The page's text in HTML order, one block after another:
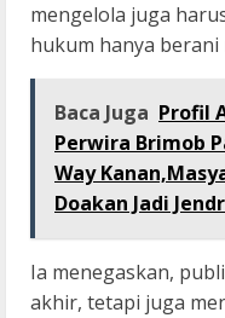
mengelola juga
hukum hanya berani
Baca Juga Profil
Perwira Brimob
Way
Doakan Jadi
Ia menegaskan,
akhir, tetapi juga